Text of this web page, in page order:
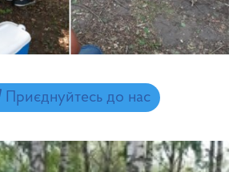
Приєднуйтесь до нас